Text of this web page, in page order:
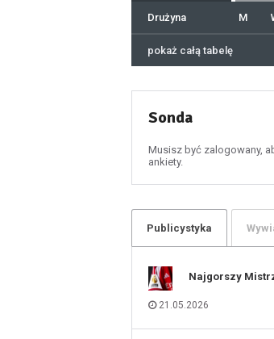
Drużyna M
pokaż całą tabelę
Sonda
Musisz być zalogowany,
ankiety.
Publicystyka
Najgorszy
21.05.2026